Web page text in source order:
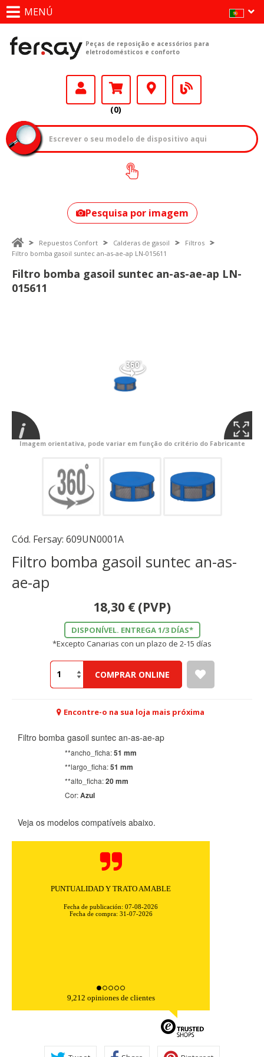
MENÚ
Peças de reposição e acessórios para
eletrodomésticos e conforto
(0)
Como encontrar
o seu modelo?
Pesquisa por imagem
Repuestos Confort Calderas de gasoil
Filtros
Filtro bomba gasoil suntec an-as-ae-ap LN-015611
Filtro bomba gasoil suntec an-as-ae-ap LN-
015611
Imagem orientativa, pode variar em função do critério do Fabricante
Cód. Fersay: 609UN0001A
Filtro bomba gasoil suntec an-as-
ae-ap
18,30 € (PVP)
DISPONÍVEL. ENTREGA 1/3 DÍAS*
*Excepto Canarias con un plazo de 2-15 días
COMPRAR ONLINE
Encontre-o na sua loja mais próxima
Filtro bomba gasoil suntec an-as-ae-ap
**ancho_ficha:51 mm
**largo_ficha:51 mm
**alto_ficha:20 mm
Cor:Azul
Veja os modelos compatíveis abaixo.
PUNTUALIDAD Y TRATO AMABLE
Fecha de publicación: 07-08-2026
Fecha de compra: 31-07-2026
9,212 opiniones de clientes
HABILITAR TODO
Cookies necesarias
Cookies Utilizadas:
COOKIELEGALFERSAY, VSF904, PHPSESSID, wp-settings-1,
Cookies de rendimiento